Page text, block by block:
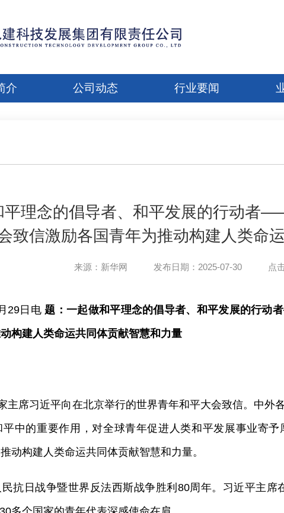
介 公司动态 行业要闻
平理念的倡导者、和平发展的行动者
致信激励各国青年为推动构建人类命
来源：新华网 发布日期：2025-07-30 点
29日电 题：一起做和平理念的倡导者、和平发展的行
构建人类命运共同体贡献智慧和力量
主席习近平向在北京举行的世界青年和平大会致信。中外
中的重要作用，对全球青年促进人类和平发展事业寄
动构建人类命运共同体贡献智慧和力量。
抗日战争暨世界反法西斯战争胜利80周年。习近平主席